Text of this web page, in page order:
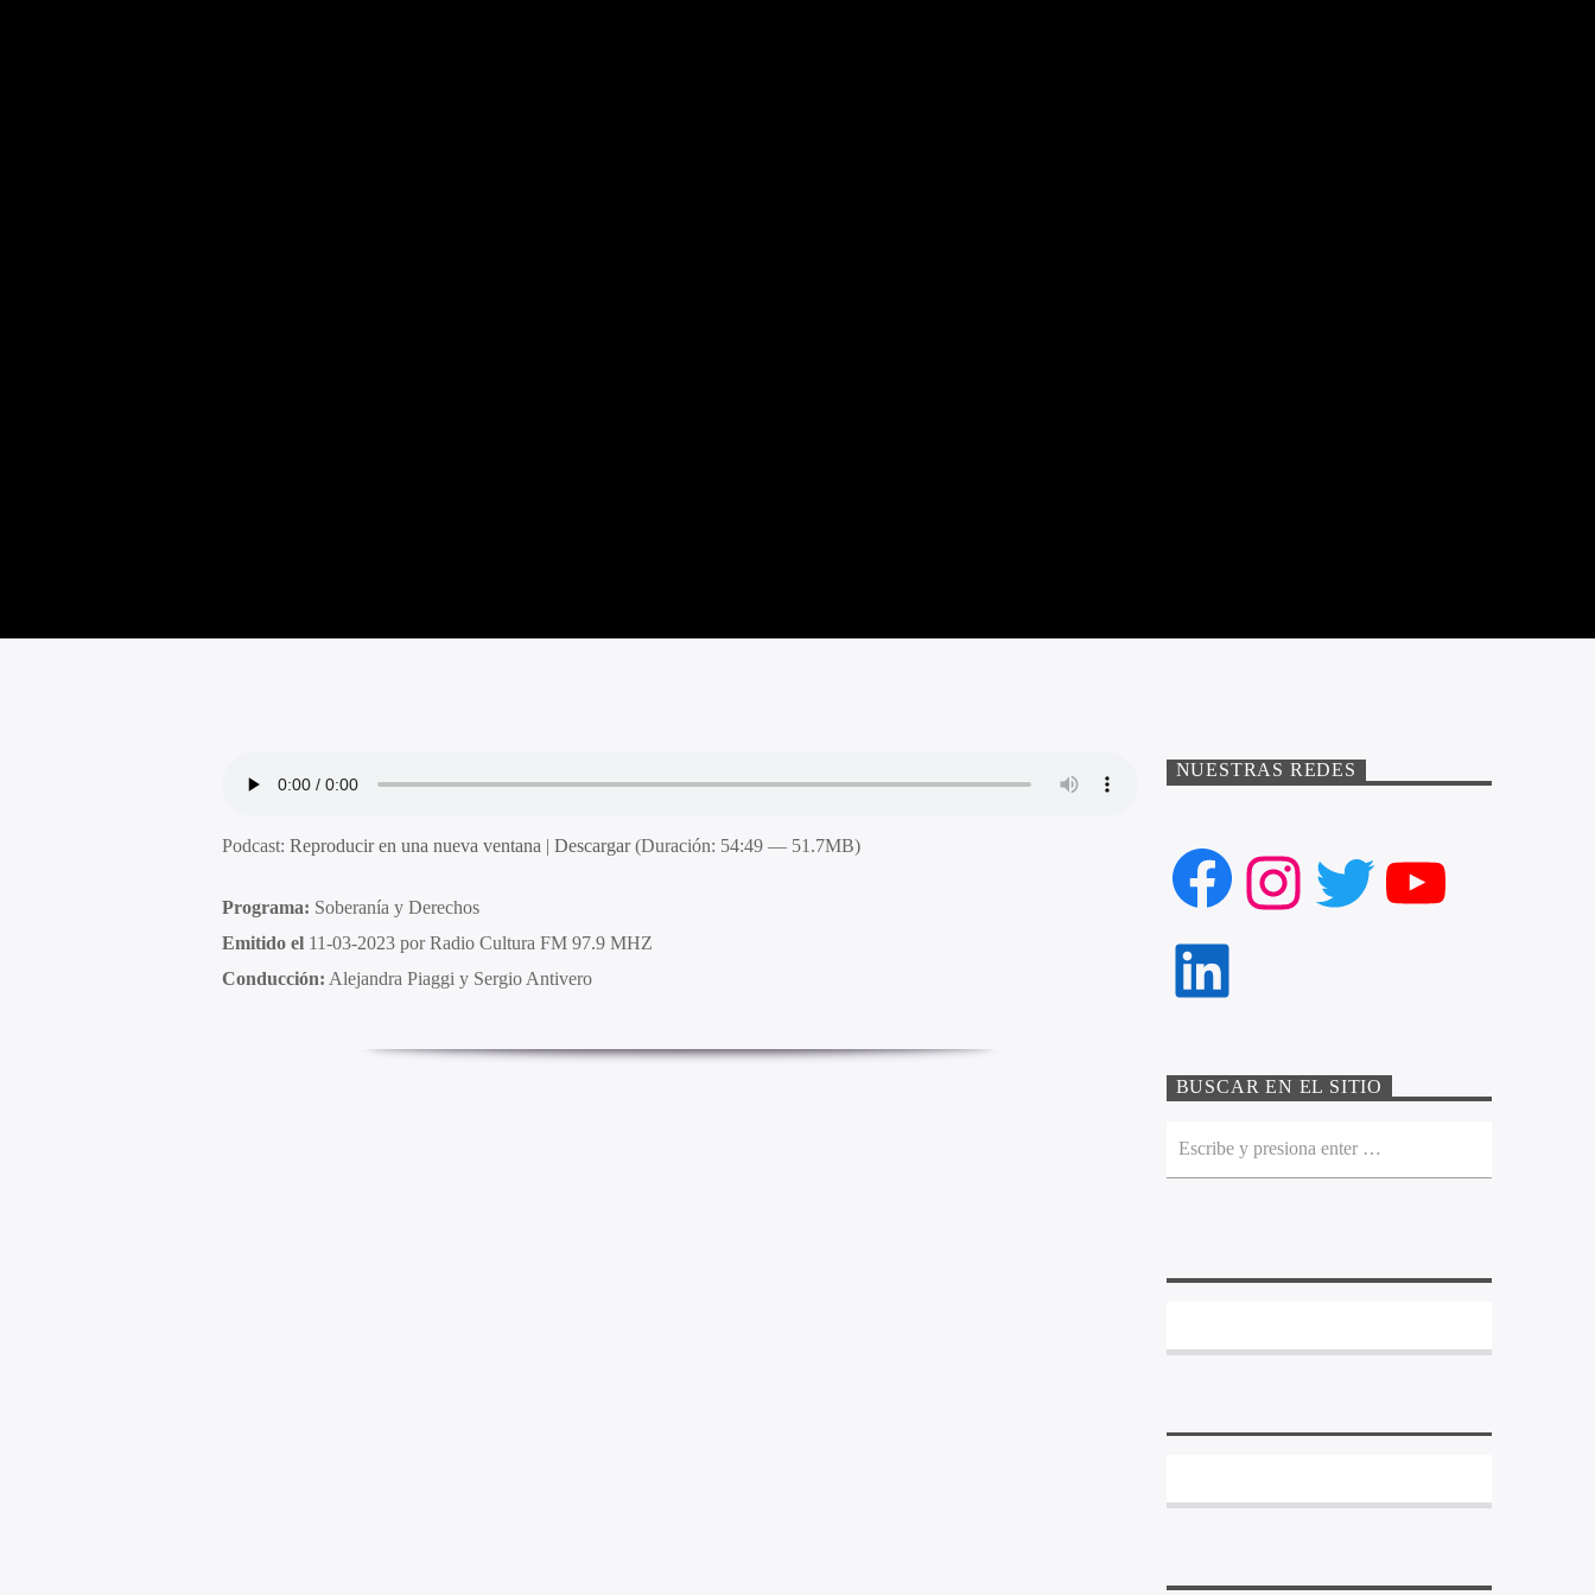
Podcast: Reproducir en una nueva ventana | Descargar(Duración: 54:49 — 51.7MB)
Programa: Soberanía y Derechos
Emitido el11-03-2023 por Radio Cultura FM 97.9 MHZ
Conducción: Alejandra Piaggi y Sergio Antivero
NUESTRAS REDES
Facebook
Instagram
TwitterYouTube
LinkedIn
BUSCAR EN EL SITIO